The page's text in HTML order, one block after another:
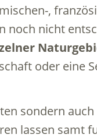
,
noch nicht
oder eine
sondern
lassen samt